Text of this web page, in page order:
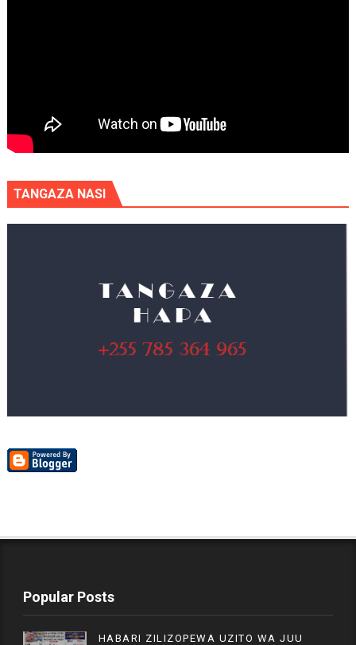
TANGAZA NASI
Popular Posts
HABARI ZILIZOPEWA UZITO WA JUU